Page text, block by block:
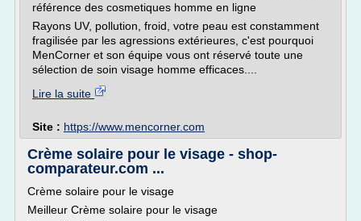
référence des cosmetiques homme en ligne
Rayons UV, pollution, froid, votre peau est constamment
fragilisée par les agressions extérieures, c'est pourquoi
MenCorner et son équipe vous ont réservé toute une
sélection de soin visage homme efficaces....
Lire la suite
Site : https://www.mencorner.com
Crème solaire pour le visage - shop-
comparateur.com ...
Crème solaire pour le visage
Meilleur Crème solaire pour le visage